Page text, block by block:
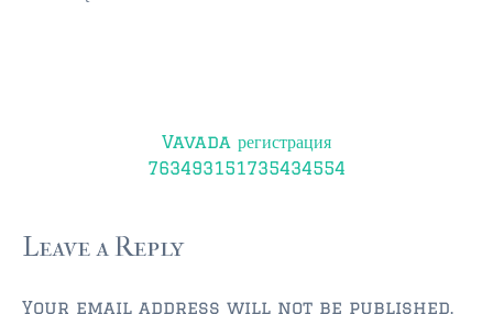
navigation
Vavada регистрация
763493151735434554
Leave a Reply
Your email address will not be published.